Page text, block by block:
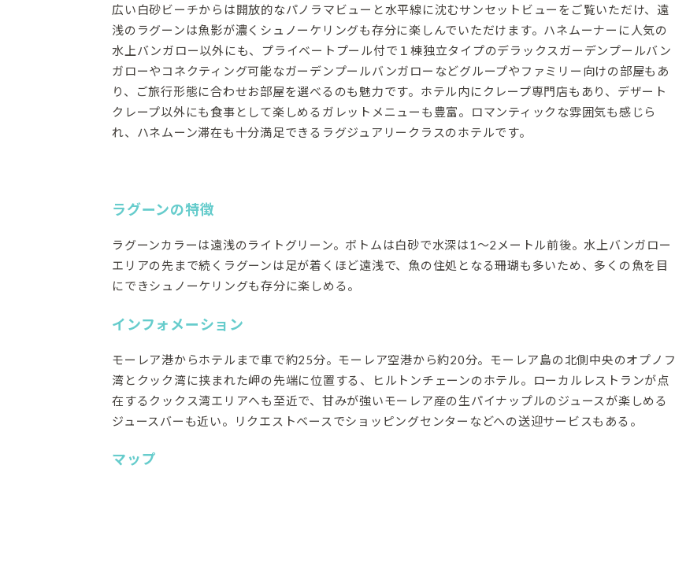
広い白砂ビーチからは開放的なパノラマビューと水平線に沈むサンセットビューをご覧いただけ、遠
浅のラグーンは魚影が濃くシュノーケリングも存分に楽しんでいただけます。ハネムーナーに人気の
水上バンガロー以外にも、プライベートプール付で１棟独立タイプのデラックスガーデンプールバン
ガローやコネクティング可能なガーデンプールバンガローなどグループやファミリー向けの部屋もあ
り、ご旅行形態に合わせお部屋を選べるのも魅力です。ホテル内にクレープ専門店もあり、デザート
クレープ以外にも食事として楽しめるガレットメニューも豊富。ロマンティックな雰囲気も感じら
れ、ハネムーン滞在も十分満足できるラグジュアリークラスのホテルです。
ラグーンの特徴
ラグーンカラーは遠浅のライトグリーン。ボトムは白砂で水深は1～2メートル前後。水上バンガロー
エリアの先まで続くラグーンは足が着くほど遠浅で、魚の住処となる珊瑚も多いため、多くの魚を目
にできシュノーケリングも存分に楽しめる。
インフォメーション
モーレア港からホテルまで車で約25分。モーレア空港から約20分。モーレア島の北側中央のオプノフ
湾とクック湾に挟まれた岬の先端に位置する、ヒルトンチェーンのホテル。ローカルレストランが点
在するクックス湾エリアへも至近で、甘みが強いモーレア産の生パイナップルのジュースが楽しめる
ジュースバーも近い。リクエストベースでショッピングセンターなどへの送迎サービスもある。
マップ